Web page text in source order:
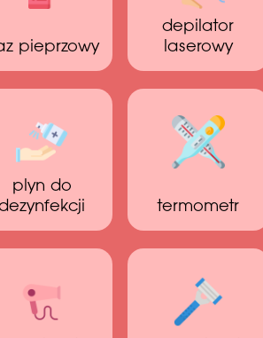
pieprzowy
depilator
laserowy
plyn do
termometr